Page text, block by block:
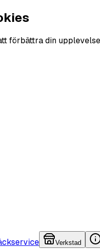
förbättra din
Verkstad